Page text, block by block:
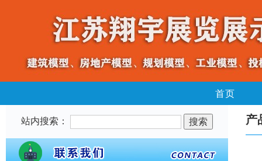
首页
站内搜索： 产